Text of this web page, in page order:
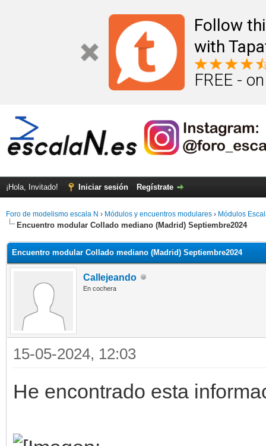
Follow
with
FREE -
¡Hola, Invitado! Iniciar sesión Regístrate
Foro de modelismo escala N › Módulos y encuentros modulares › Módulos
Encuentro modular Collado mediano (Madrid) Septiembre2024
Encuentro modular Collado mediano (Madrid) Septiembre2024
Callejeando
En cochera
15-05-2024, 12:03
He encontrado esta